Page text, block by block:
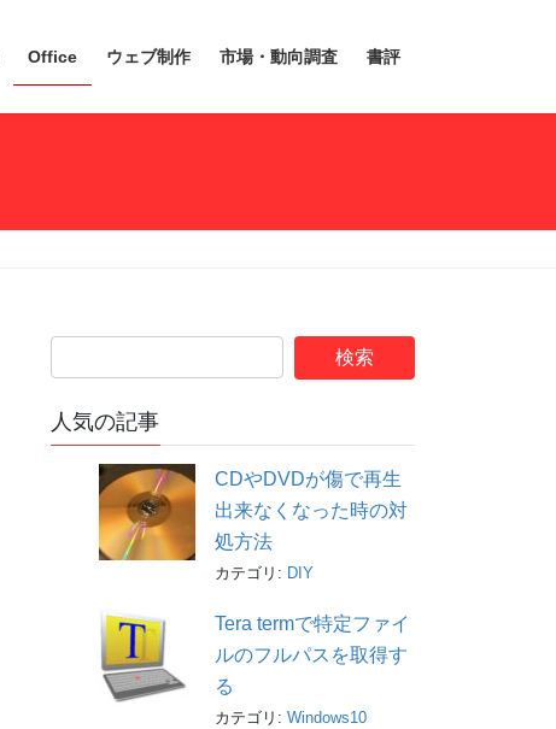
Office ウェブ制作 市場・動向調査 書評
人気の記事
CDやDVDが傷で再生
出来なくなった時の対
処方法
カテゴリ: DIY
Tera termで特定ファイ
ルのフルパスを取得す
る
カテゴリ:Windows10